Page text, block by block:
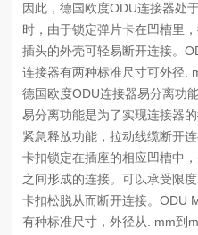
因此，德国欧度ODU连接器处
时，由于锁定弹片卡在凹槽里
插头的外壳可轻易断开连接。
连接器有两种标准尺寸可外径.
德国欧度ODU连接器易分离功
易分离功能是为了实现连接器
紧急释放功能，拉动线缆断开
卡扣锁定在插座的相应凹槽中
之间形成的连接。可以承受限
卡扣松脱从而断开连接。ODU
有种标准尺寸，外径从. mm到